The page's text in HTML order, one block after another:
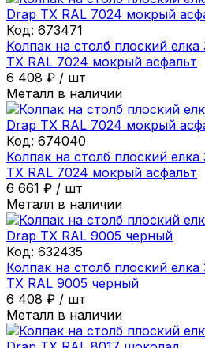
Код: 673471
Колпак на столб плоский
ТХ RAL 7024 мокрый асфальт
6 408 ₽ / шт
Металл в наличии
Код: 674040
Колпак на столб плоский
ТХ RAL 7024 мокрый асфальт
6 661 ₽ / шт
Металл в наличии
Код: 632435
Колпак на столб плоский
ТХ RAL 9005 черный
6 408 ₽ / шт
Металл в наличии